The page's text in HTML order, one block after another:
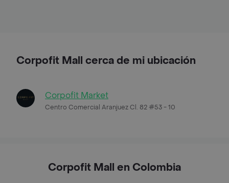
Corpofit Mall cerca de mi ubicación
Corpofit Market
Centro Comercial Aranjuez Cl. 82 #53 - 10
Corpofit Mall en Colombia